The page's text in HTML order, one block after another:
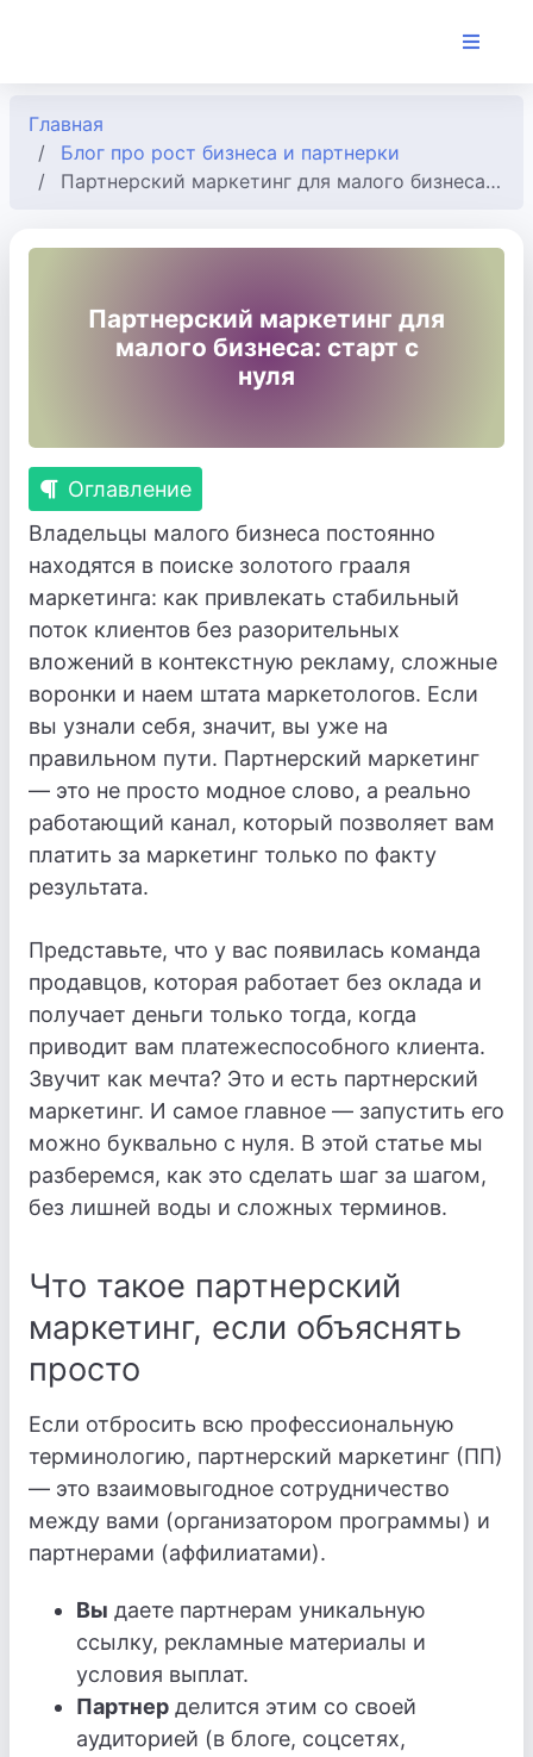
Главная
Блог про рост бизнеса и партнерки
Партнерский маркетинг для малого бизнеса: старт с нуля
Партнерский маркетинг для
малого бизнеса: старт с
нуля
Оглавление
Владельцы малого бизнеса постоянно
находятся в поиске золотого грааля
маркетинга: как привлекать стабильный
поток клиентов без разорительных
вложений в контекстную рекламу, сложные
воронки и наем штата маркетологов. Если
вы узнали себя, значит, вы уже на
правильном пути. Партнерский маркетинг
— это не просто модное слово, а реально
работающий канал, который позволяет вам
платить за маркетинг только по факту
результата.
Представьте, что у вас появилась команда
продавцов, которая работает без оклада и
получает деньги только тогда, когда
приводит вам платежеспособного клиента.
Звучит как мечта? Это и есть партнерский
маркетинг. И самое главное — запустить его
можно буквально с нуля. В этой статье мы
разберемся, как это сделать шаг за шагом,
без лишней воды и сложных терминов.
Что такое партнерский
маркетинг, если объяснять
просто
Если отбросить всю профессиональную
терминологию, партнерский маркетинг (ПП)
— это взаимовыгодное сотрудничество
между вами (организатором программы) и
партнерами (аффилиатами).
Вы даете партнерам уникальную
ссылку, рекламные материалы и
условия выплат.
Партнер делится этим со своей
аудиторией (в блоге, соцсетях,